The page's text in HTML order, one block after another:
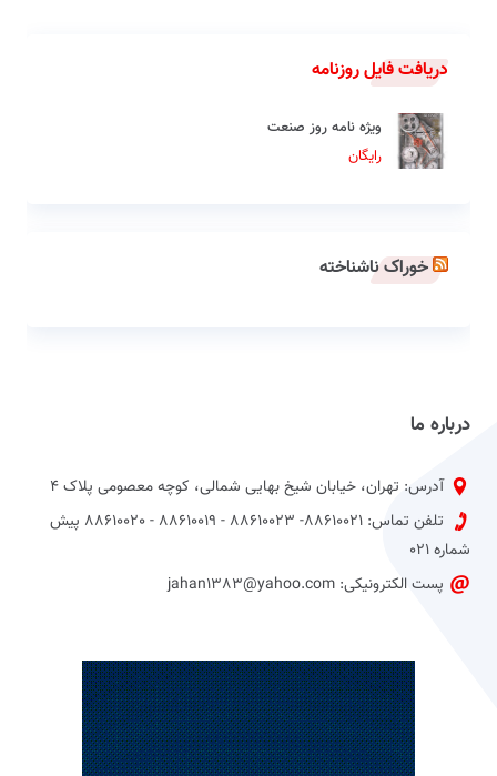
دریافت فایل روزنامه
ویژه نامه روز صنعت
رایگان
خوراک ناشناخته
درباره ما
آدرس: تهران، خیابان شیخ بهایی شمالی، کوچه معصومی پلاک 4
تلفن تماس: 88610021- 88610023 - 88610019 - 88610020 پیش
شماره 021
پست الکترونیکی: jahan1383@yahoo.com